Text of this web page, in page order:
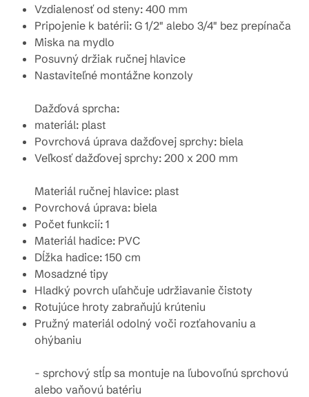
Vzdialenosť od steny: 400 mm
Pripojenie k batérii: G 1/2" alebo 3/4" bez prepínača
Miska na mydlo
Posuvný držiak ručnej hlavice
Nastaviteľné montážne konzoly
Dažďová sprcha:
materiál: plast
Povrchová úprava dažďovej sprchy: biela
Veľkosť dažďovej sprchy: 200 x 200 mm
Materiál ručnej hlavice: plast
Povrchová úprava: biela
Počet funkcií: 1
Materiál hadice: PVC
Dĺžka hadice: 150 cm
Mosadzné tipy
Hladký povrch uľahčuje udržiavanie čistoty
Rotujúce hroty zabraňujú krúteniu
Pružný materiál odolný voči rozťahovaniu a
ohýbaniu
- sprchový stĺp sa montuje na ľubovoľnú sprchovú
alebo vaňovú batériu